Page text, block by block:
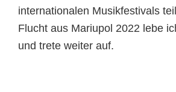
internationalen Musikfestivals
Flucht aus Mariupol 2022 lebe
und trete weiter auf.